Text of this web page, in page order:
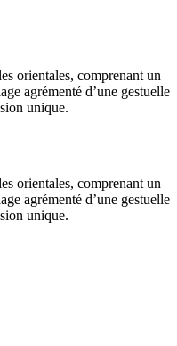
orientales, comprenant un
agrémenté d’une gestuelle
unique.
orientales, comprenant un
agrémenté d’une gestuelle
unique.